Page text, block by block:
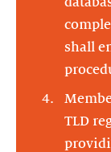
shall
TLD